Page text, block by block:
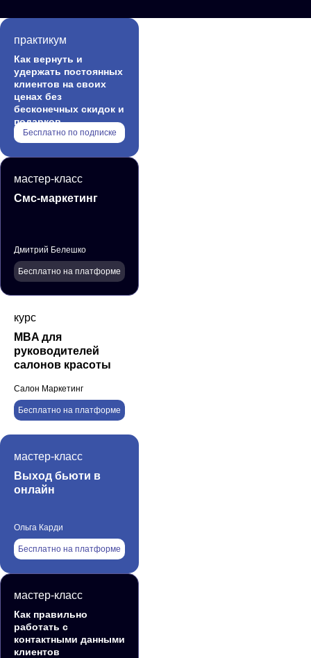
практикум
Как вернуть и
удержать постоянных
клиентов на своих
ценах без
бесконечных скидок и
подарков
Бесплатно по подписке
мастер-класс
Смс-маркетинг
Бесплатно на платформе
Дмитрий Белешко
курс
MBA для
руководителей
салонов красоты
Бесплатно на платформе
Салон Маркетинг
мастер-класс
Выход бьюти в
онлайн
Бесплатно на платформе
Ольга Карди
мастер-класс
Как правильно
работать с
контактными данными
клиентов